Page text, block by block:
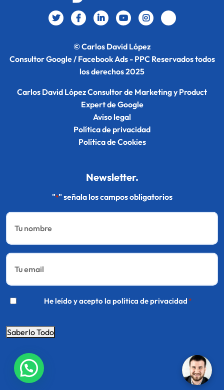
© Carlos David López
Consultor Google / Facebook Ads - PPC Reservados todos
los derechos 2025
Carlos David López Consultor de Marketing y Product
Expert de Google
Aviso legal
Política de privacidad
Política de Cookies
Newsletter.
"*" señala los campos obligatorios
*
He leído y acepto lapolítica de privacidad*
Saberlo Todo